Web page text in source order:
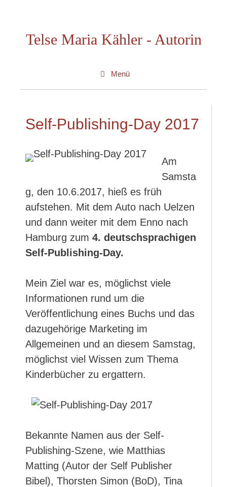
springenTelse Maria Kähler - Autorin
Menü
Self-Publishing-Day 2017
Am
Samsta
g, den 10.6.2017, hieß es früh
aufstehen. Mit dem Auto nach Uelzen
und dann weiter mit dem Enno nach
Hamburg zum 4. deutschsprachigen
Self-Publishing-Day.
Mein Ziel war es, möglichst viele
Informationen rund um die
Veröffentlichung eines Buchs und das
dazugehörige Marketing im
Allgemeinen und an diesem Samstag,
möglichst viel Wissen zum Thema
Kinderbücher zu ergattern.
Bekannte Namen aus der Self-
Publishing-Szene, wie Matthias
Matting (Autor der Self Publisher
Bibel), Thorsten Simon (BoD), Tina